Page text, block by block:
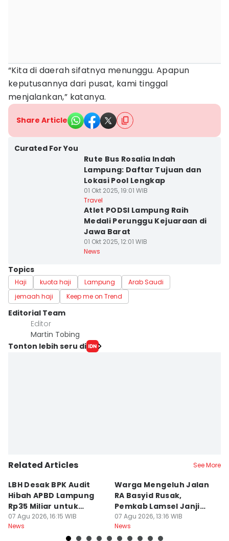
“Kita di daerah sifatnya menunggu. Apapun
keputusannya dari pusat, kami tinggal
menjalankan,” katanya.
Share Article
Curated For You
Rute Bus Rosalia Indah
Lampung: Daftar Tujuan dan
Lokasi Pool Lengkap
01 Okt 2025, 19:01 WIB
Travel
Atlet PODSI Lampung Raih
Medali Perunggu Kejuaraan di
Jawa Barat
01 Okt 2025, 12:01 WIB
News
Topics
Haji kuota haji Lampung
Arab Saudi
jemaah haji
Keep me on Trend
Editorial Team
Editor
Martin Tobing
Tonton lebih seru di
Related Articles See More
LBH Desak BPK Audit
Hibah APBD Lampung
Rp35 Miliar untuk
Kejaksaan
07 Agu 2026, 16:15 WIB
News
Warga Mengeluh Jalan
RA Basyid Rusak,
Pemkab Lamsel Janji
Segera Perbaiki
07 Agu 2026, 13:16 WIB
News